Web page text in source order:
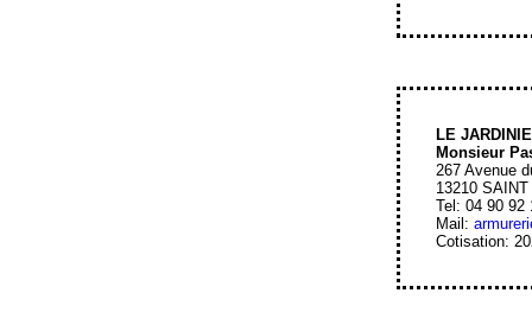
LE
Monsieur
267 Avenue
13210
Tel: 04 90 92
Mail:
Cotisation: